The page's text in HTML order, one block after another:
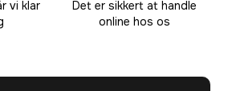
vi klar
Det er sikkert at handle
online hos os